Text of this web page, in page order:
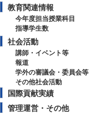
教育関連情報
今年度担当授業科目
指導学生数
社会活動
講師・イベント等
報道
学外の審議会・委員会等
その他社会活動
国際貢献実績
管理運営・その他